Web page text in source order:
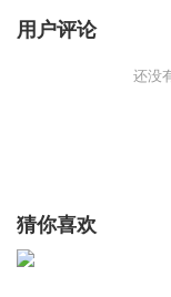
用户评论
还没
猜你喜欢